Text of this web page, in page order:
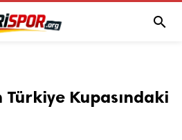

Kupasındaki